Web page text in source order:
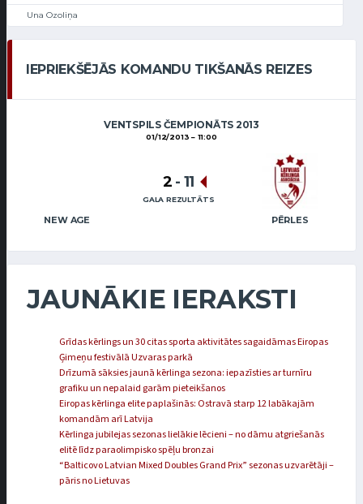
Una Ozoliņa
IEPRIEKŠĒJĀS KOMANDU TIKŠANĀS REIZES
VENTSPILS ČEMPIONĀTS 2013
01/12/2013 11:00
NEW AGE PĒRLES
2 - 11
GALA REZULTĀTS
JAUNĀKIE IERAKSTI
Grīdas kērlings un 30 citas sporta aktivitātes sagaidāmas Eiropas
Ģimeņu festivālā Uzvaras parkā
Drīzumā sāksies jaunā kērlinga sezona: iepazīsties ar turnīru
grafiku un nepalaid garām pieteikšanos
Eiropas kērlinga elite paplašinās: Ostravā starp 12 labākajām
komandām arī Latvija
Kērlinga jubilejas sezonas lielākie lēcieni – no dāmu atgriešanās
elitē līdz paraolimpisko spēļu bronzai
“Balticovo Latvian Mixed Doubles Grand Prix” sezonas uzvarētāji –
pāris no Lietuvas